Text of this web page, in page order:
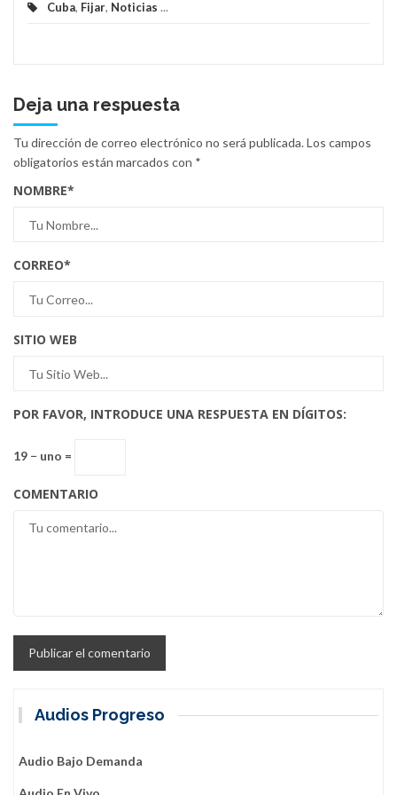
Cuba, Fijar, Noticias ...
Deja una respuesta
Tu dirección de correo electrónico no será publicada.Los campos
obligatorios están marcados con *
NOMBRE*
CORREO*
SITIO WEB
POR FAVOR, INTRODUCE UNA RESPUESTA EN DÍGITOS:
19 − uno =
COMENTARIO
Audios Progreso
Audio Bajo Demanda